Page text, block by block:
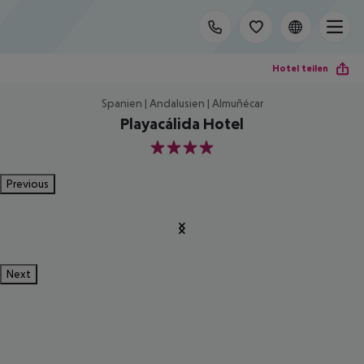
Hotel teilen
Spanien | Andalusien | Almuñécar
Playacálida Hotel
4
Previous
Next